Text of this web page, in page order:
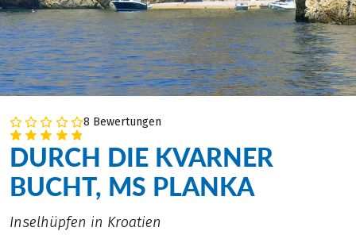
8 Bewertungen
DURCH DIE KVARNER
BUCHT, MS PLANKA
Inselhüpfen in Kroatien